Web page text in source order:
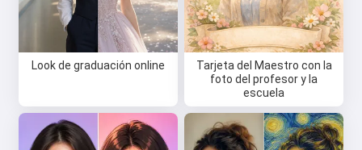
Look de graduación online
Tarjeta del Maestro con la
foto del profesor y la
escuela